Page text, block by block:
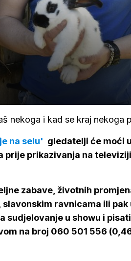
nekoga i kad se kraj nekoga
na selu' gledatelji će moći
prije prikazivanja na
zabave, životnih
ravnicama ili
sudjelovanje u showu i
na broj 060 501 556